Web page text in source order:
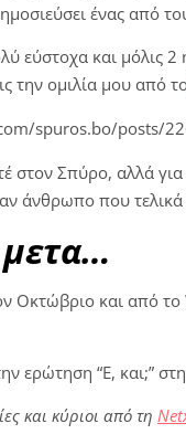
ένας από
εύστοχα και μόλις
την ομιλία μου από
spuros.bo/posts/
στον Σπύρο, αλλά
άνθρωπο που τελικά
Οκτώβριο και από
ερώτηση “Ε, και;”
και κύριοι από τη